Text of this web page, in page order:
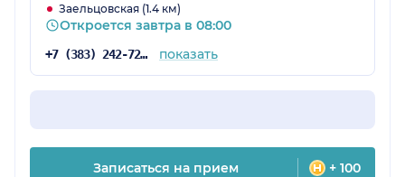
Заельцовская (1.4 км)
Откроется завтра в 08:00
+7 (383) 242-72-94 показать
Записаться на прием + 100